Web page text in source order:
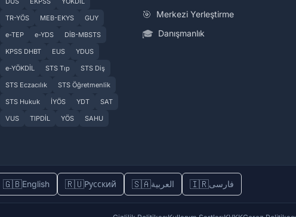
TR-YÖS
MEB-EKYS
GUY
e-TEP
e-YDS
DİB-MBSTS
KPSS DHBT
EUS
YDUS
e-YÖKDİL
STS Tıp
STS Diş
STS Eczacılık
STS Öğretmenlik
STS Hukuk
İYÖS YDT
SAT
VUS
TIPDİL YÖS SAHU
🎯 Merkezi Yerleştirme
🎓 Danışmanlık
🇬🇧English 🇷🇺Русский 🇸🇦العربية 🇮🇷فارسی